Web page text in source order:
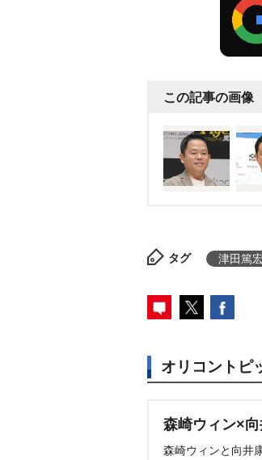
この記事の画像
タグ 津田篤宏
オリコントピ
森崎ウィン×向
森崎ウィンと向井